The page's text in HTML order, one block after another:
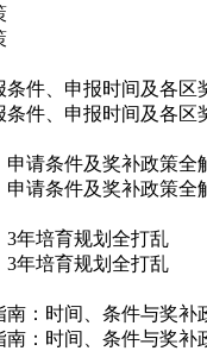
件、申报时间及各区
件、申报时间及各区
请条件及奖补政策全
请条件及奖补政策全
年培育规划全打乱
年培育规划全打乱
：时间、条件与奖补
：时间、条件与奖补